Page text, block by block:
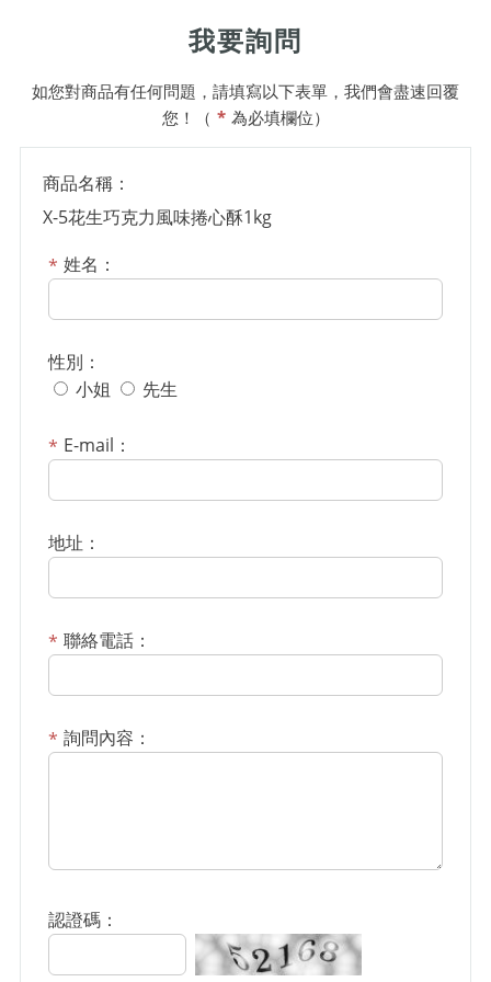
我要詢問
如您對商品有任何問題，請填寫以下表單，我們會盡速回覆
您！（ * 為必填欄位）
商品名稱：
X-5花生巧克力風味捲心酥1kg
姓名：
性別：
小姐
先生
E-mail：
地址：
聯絡電話：
詢問內容：
認證碼：